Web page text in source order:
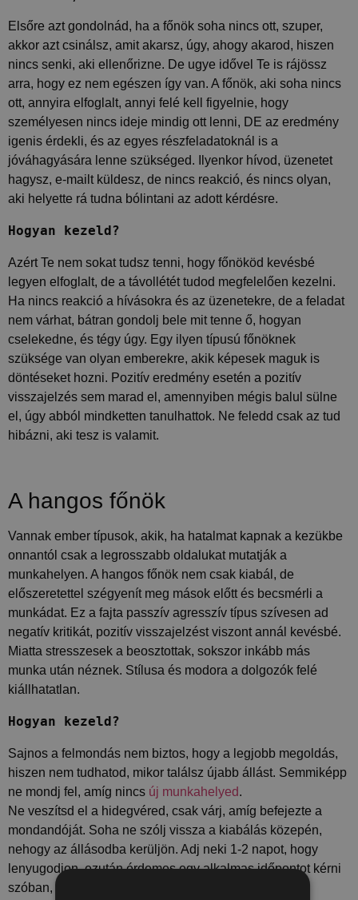
Elsőre azt gondolnád, ha a főnök soha nincs ott, szuper,
akkor azt csinálsz, amit akarsz, úgy, ahogy akarod, hiszen
nincs senki, aki ellenőrizne. De ugye idővel Te is rájössz
arra, hogy ez nem egészen így van. A főnök, aki soha nincs
ott, annyira elfoglalt, annyi felé kell figyelnie, hogy
személyesen nincs ideje mindig ott lenni, DE az eredmény
igenis érdekli, és az egyes részfeladatoknál is a
jóváhagyására lenne szükséged. Ilyenkor hívod, üzenetet
hagysz, e-mailt küldesz, de nincs reakció, és nincs olyan,
aki helyette rá tudna bólintani az adott kérdésre.
Hogyan kezeld?
Azért Te nem sokat tudsz tenni, hogy főnököd kevésbé
legyen elfoglalt, de a távollétét tudod megfelelően kezelni.
Ha nincs reakció a hívásokra és az üzenetekre, de a feladat
nem várhat, bátran gondolj bele mit tenne ő, hogyan
cselekedne, és tégy úgy. Egy ilyen típusú főnöknek
szüksége van olyan emberekre, akik képesek maguk is
döntéseket hozni. Pozitív eredmény esetén a pozitív
visszajelzés sem marad el, amennyiben mégis balul sülne
el, úgy abból mindketten tanulhattok. Ne feledd csak az tud
hibázni, aki tesz is valamit.
A hangos főnök
Vannak ember típusok, akik, ha hatalmat kapnak a kezükbe
onnantól csak a legrosszabb oldalukat mutatják a
munkahelyen. A hangos főnök nem csak kiabál, de
előszeretettel szégyenít meg mások előtt és becsmérli a
munkádat. Ez a fajta passzív agresszív típus szívesen ad
negatív kritikát, pozitív visszajelzést viszont annál kevésbé.
Miatta stresszesek a beosztottak, sokszor inkább más
munka után néznek. Stílusa és modora a dolgozók felé
kiállhatatlan.
Hogyan kezeld?
Sajnos a felmondás nem biztos, hogy a legjobb megoldás,
hiszen nem tudhatod, mikor találsz újabb állást. Semmiképp
ne mondj fel, amíg nincs új munkahelyed.
Ne veszítsd el a hidegvéred, csak várj, amíg befejezte a
mondandóját. Soha ne szólj vissza a kiabálás közepén,
nehogy az állásodba kerüljön. Adj neki 1-2 napot, hogy
lenyugodjon, ezután érdemes egy alkalmas időpontot kérni
szóban, vagy e-mailben, amikor tudnál vele beszélni.